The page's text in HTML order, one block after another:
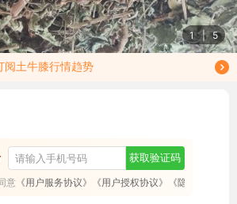
1 |
5
阅土牛膝行情趋势
品降价通知
获取验证码
意《用户服务协议》 《用户授权协议》 《隐私政策》